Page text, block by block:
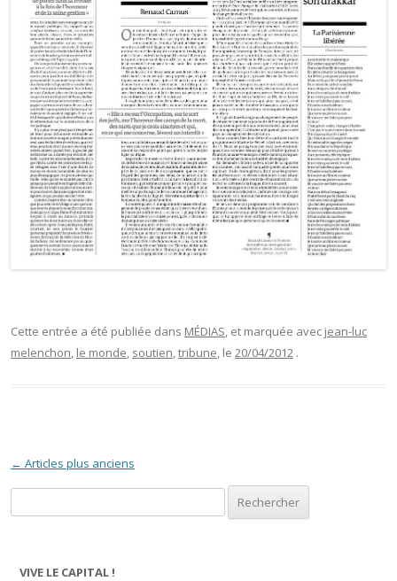
Cette entrée a été publiée dans MÉDIAS, et marquée avec jean-luc
melenchon, le monde, soutien,tribune, le 20/04/2012 .
Navigation des articles
← Articles plus anciens
VIVE LE CAPITAL !